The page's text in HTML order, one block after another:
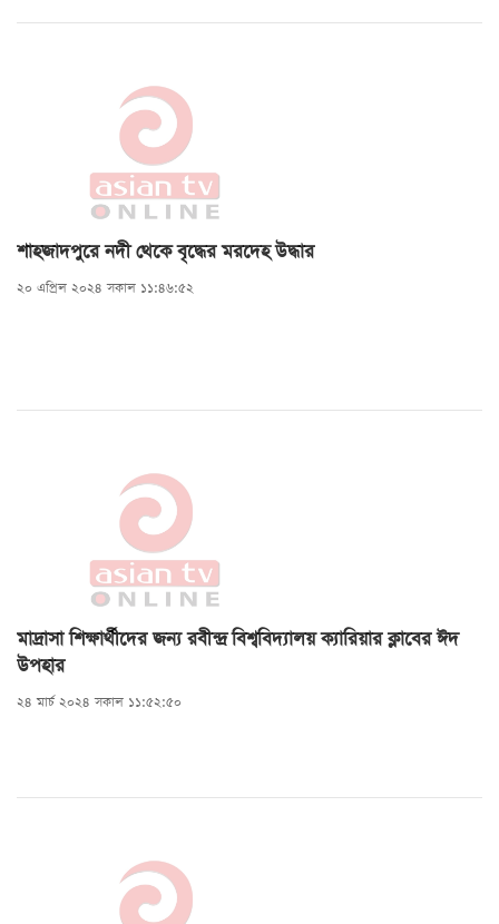
শাহজাদপুরে নদী থেকে বৃদ্ধের মরদেহ উদ্ধার
২০ এপ্রিল ২০২৪ সকাল ১১:৪৬:৫২
মাদ্রাসা শিক্ষার্থীদের জন্য রবীন্দ্র বিশ্ববিদ্যালয় ক্যারিয়ার ক্লাবের ঈদ
উপহার
২৪ মার্চ ২০২৪ সকাল ১১:৫২:৫০